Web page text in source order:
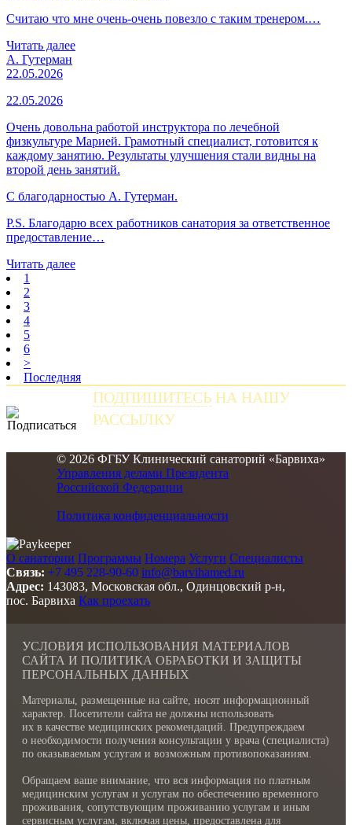
Считаю что мне очень-очень повезло с таким тренером.…
Читать далее
А. Гутерман
22.05.2026
22.05.2026
Очень довольна работой инструктора по лечебной
физкультуре Марией. Грамотный специалист, готовится к
каждому занятию. Результаты улучшения стали видны на
второй день занятий.
С благодарностью А. Гутерман.
P.S. Благодарю всех работников санатория за ответственное
предоставление…
Читать далее
1
2
3
4
5
6
>
Последняя
ПОДПИШИТЕСЬ НА НАШУ
РАССЫЛКУ
© 2026 ФГБУ Клинический санаторий «Барвиха»
Управления делами Президента
Российской Федерации
Политика конфиденциальности
О санатории Программы Номера Услуги Специалисты
Связь: +7 495 228-90-60 info@barvihamed.ru
Адрес: 143083, Московская обл., Одинцовский р-н,
пос. Барвиха Как проехать
УСЛОВИЯ ИСПОЛЬЗОВАНИЯ МАТЕРИАЛОВ
САЙТА И ПОЛИТИКА ОБРАБОТКИ И ЗАЩИТЫ
ПЕРСОНАЛЬНЫХ ДАННЫХ
Материалы, размещенные на сайте, носят информационный
характер. Посетители сайта не должны использовать
их в качестве медицинских рекомендаций. Предупреждаем
о необходимости получения консультации у врача (специалиста)
по оказываемым услугам и возможным противопоказаниям.
Обращаем ваше внимание, что вся информация по платным
медицинским услугам и услугам по обеспечению временного
проживания, сопутствующим проживанию услугам и иным
сервисным услугам, включая цены, предоставлена для